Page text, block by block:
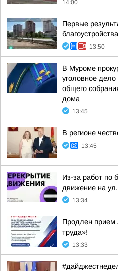
14:00
Первые
13:50
В Муроме
уголовное
общего
дома
13:45
В регионе
13:45
Из-за работ по
движение на
13:34
Продлен прием
труда»!
13:33